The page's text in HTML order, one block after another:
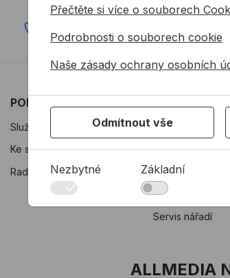
PODPORA
Služby
Ke stažení
Rady a tipy
Společnost
Kancelář
Technická
Zákaznická
Servis nářadí
ALLMEDIA
Přečtěte si více o souborech
Podrobnosti o souborech cookie
Naše zásady ochrany osobních
Odmítnout vše
Nezbytné Základní